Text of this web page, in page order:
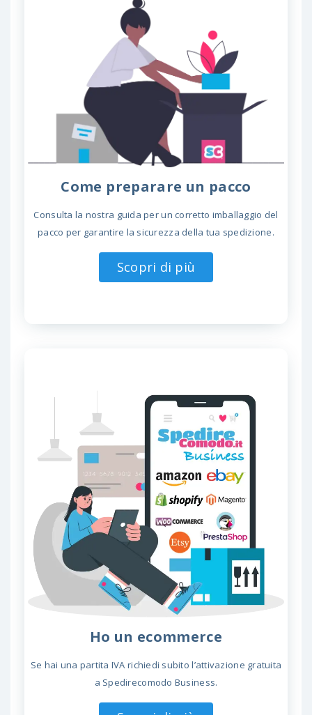
Come preparare un pacco
Consulta la nostra guida per un corretto imballaggio del
pacco per garantire la sicurezza della tua spedizione.
Scopri di più
Ho un ecommerce
Se hai una partita IVA richiedi subito l’attivazione gratuita
a Spedirecomodo Business.